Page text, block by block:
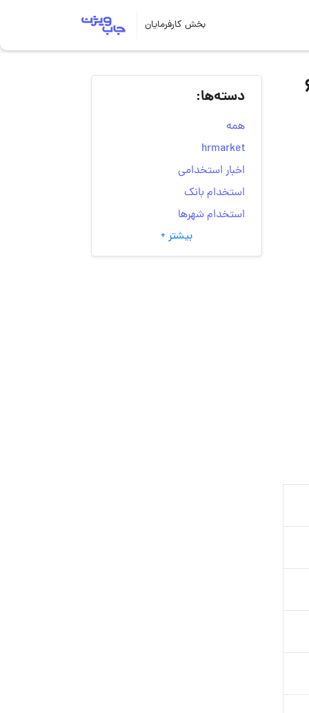
بخش کارفرمایان
ایرانیان | ۶ دسته‌ها:
همه
hrmarket
اخبار استخدامی
استخدام بانک
استخدام شهرها
انتخاب مسیر شغلی
به‌روزرسانی‌های سایت
بیشتر +